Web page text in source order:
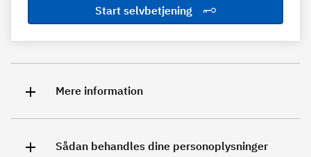
Start selvbetjening
Mere information
Sådan behandles dine personoplysninger